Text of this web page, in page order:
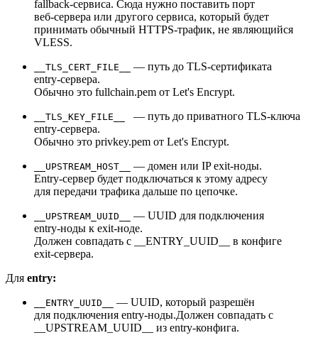
fallback‑сервиса. Сюда нужно поставить порт
веб‑сервера или другого сервиса, который будет
принимать обычный HTTPS‑трафик, не являющийся
VLESS.
__TLS_CERT_FILE__
— путь до TLS‑сертификата
entry‑сервера.
Обычно это fullchain.pem от Let's Encrypt.
__TLS_KEY_FILE__
— путь до приватного TLS‑ключа
entry‑сервера.
Обычно это privkey.pem от Let's Encrypt.
__UPSTREAM_HOST__
— домен или IP exit‑ноды.
Entry‑сервер будет подключаться к этому адресу
для передачи трафика дальше по цепочке.
__UPSTREAM_UUID__
— UUID для подключения
entry‑ноды к exit‑ноде.
Должен совпадать с __ENTRY_UUID__ в конфиге
exit‑сервера.
Для entry:
__ENTRY_UUID__
— UUID, который разрешён
для подключения entry‑ноды.Должен совпадать с
__UPSTREAM_UUID__ из entry‑конфига.